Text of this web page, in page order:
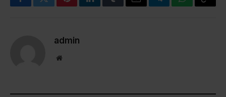
FacebookTwitterPinterestLinkedInTumblrEmailTelegramWhatsApp
Copy
admin
Website